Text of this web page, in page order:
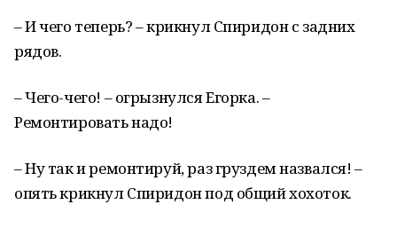
– И чего теперь? – крикнул Спиридон с задних
рядов.
– Чего-чего! – огрызнулся Егорка. –
Ремонтировать надо!
– Ну так и ремонтируй, раз груздем назвался! –
опять крикнул Спиридон под общий хохоток.